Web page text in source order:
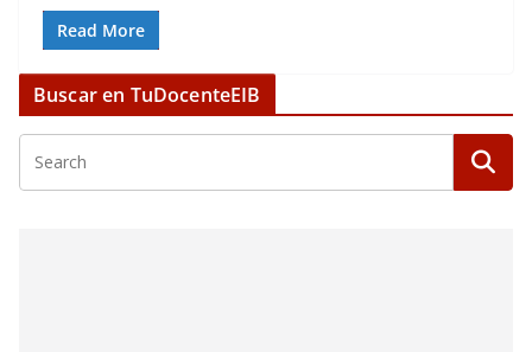
Read More
Buscar en TuDocenteEIB